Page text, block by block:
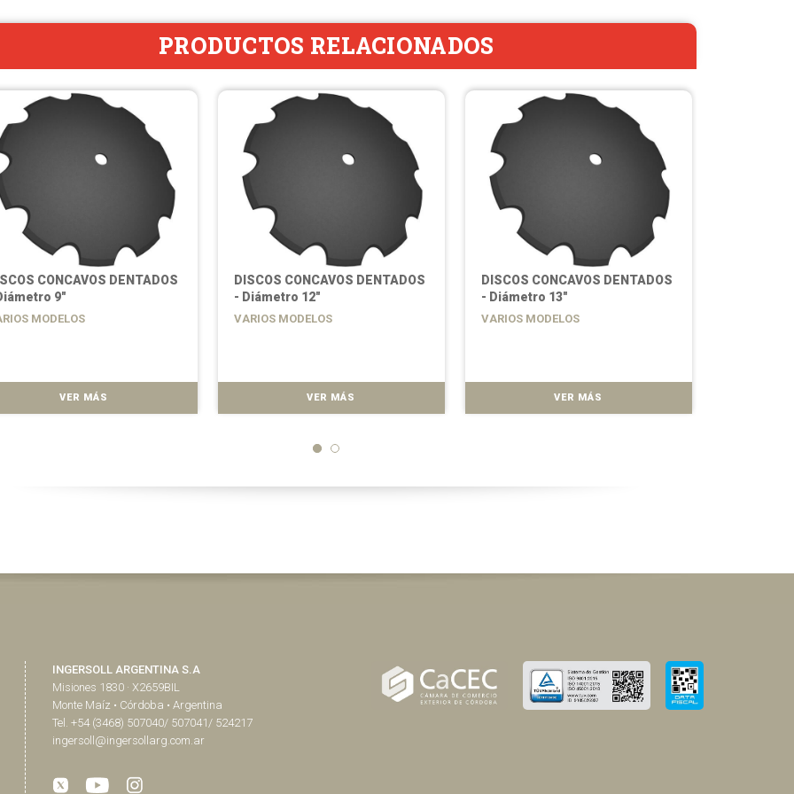
PRODUCTOS RELACIONADOS
CONCAVOS DENTADOS
9"
MODELOS
VER MÁS
DISCOS CONCAVOS DENTADOS
- Diámetro 12"
VARIOS MODELOS
VER MÁS
DISCOS CONCAVOS DENTADOS
- Diámetro 13"
VARIOS MODELOS
VER MÁS
INGERSOLL ARGENTINA S.A
Misiones 1830 · X2659BIL
Monte Maíz • Córdoba • Argentina
Tel. +54 (3468) 507040/ 507041/ 524217
ingersoll@ingersollarg.com.ar